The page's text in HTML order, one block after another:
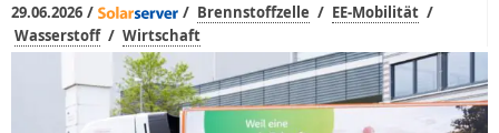
29.06.2026 / / Brennstoffzelle / EE-Mobilität /
Wasserstoff / Wirtschaft